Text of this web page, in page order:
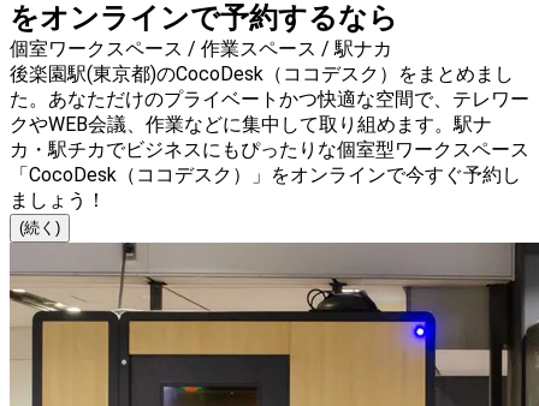
をオンラインで予約するなら
個室ワークスペース / 作業スペース / 駅ナカ
後楽園駅(東京都)のCocoDesk（ココデスク）をまとめまし
た。あなただけのプライベートかつ快適な空間で、テレワー
クやWEB会議、作業などに集中して取り組めます。駅ナ
カ・駅チカでビジネスにもぴったりな個室型ワークスペース
「CocoDesk（ココデスク）」をオンラインで今すぐ予約し
ましょう！
(続く)